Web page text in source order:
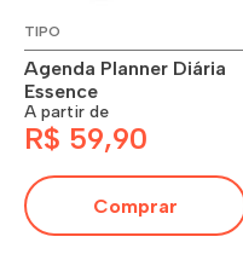
TIPO
Agenda Planner Diária
Essence
A partir de
R$ 59,90
Comprar